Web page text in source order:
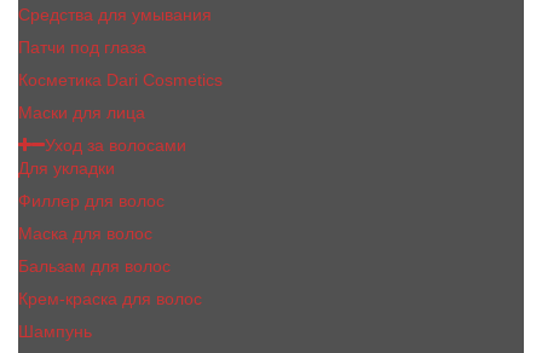
Средства для умывания
Патчи под глаза
Косметика Dari Cosmetics
Маски для лица
Уход за волосами
Для укладки
Филлер для волос
Маска для волос
Бальзам для волос
Крем-краска для волос
Шампунь